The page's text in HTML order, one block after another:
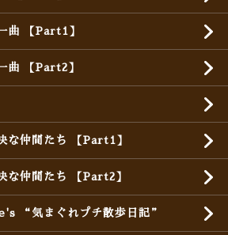
曲 【Part1】
曲 【Part2】
な仲間たち 【Part1】
な仲間たち 【Part2】
“気まぐれプチ散歩日記”